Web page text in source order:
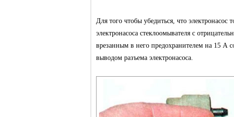
Для того чтобы убедиться, что
электронасоса стеклоомывателя с
врезанным в него предохранителем на 15 А
выводом разъема электронасоса.